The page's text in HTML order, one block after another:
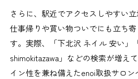
さらに、駅近でアクセスしやすい立
仕事帰りや買い物ついでにも立ち
す。実際、「下北沢 ネイル 安い」
shimokitazawa」などの検索が増え
イン性を兼ね備えたenoi取扱サロ